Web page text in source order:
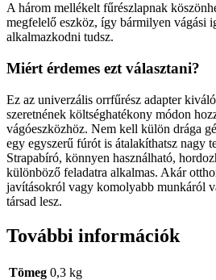
A három mellékelt fűrészlapnak
megfelelő eszköz, így bármilyen vágási
alkalmazkodni tudsz.
Miért érdemes ezt választani?
Ez az univerzális orrfűrész adapter
szeretnének költséghatékony módon
vágóeszközhöz. Nem kell külön drága
egy egyszerű fúrót is átalakíthatsz nagy
Strapabíró, könnyen használható,
különböző feladatra alkalmas. Akár
javításokról vagy komolyabb munkáról
társad lesz.
További információk
Tömeg 0,3 kg